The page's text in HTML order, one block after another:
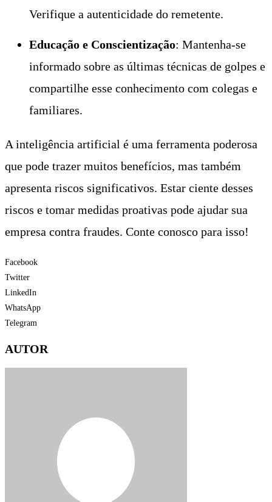
Verifique a autenticidade do remetente.
Educação e Conscientização: Mantenha-se
informado sobre as últimas técnicas de golpes e
compartilhe esse conhecimento com colegas e
familiares.
A inteligência artificial é uma ferramenta poderosa
que pode trazer muitos benefícios, mas também
apresenta riscos significativos. Estar ciente desses
riscos e tomar medidas proativas pode ajudar sua
empresa contra fraudes. Conte conosco para isso!
Facebook
Twitter
LinkedIn
WhatsApp
Telegram
AUTOR